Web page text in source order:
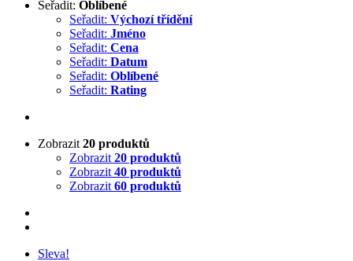
Seřadit: Oblíbené
Seřadit: Výchozí třídění
Seřadit: Jméno
Seřadit: Cena
Seřadit: Datum
Seřadit: Oblíbené
Seřadit: Rating
Zobrazit 20 produktů
Zobrazit 20 produktů
Zobrazit 40 produktů
Zobrazit 60 produktů
Sleva!